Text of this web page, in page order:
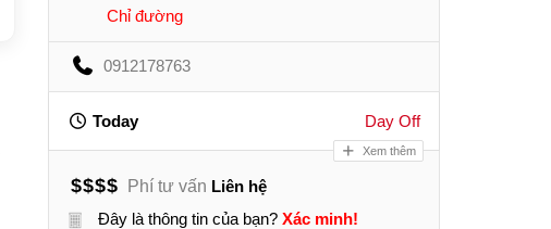
Chỉ đường
0912178763
Today Day Off
Xem thêm
$$$$ Phí tư vấn Liên hệ
Đây là thông tin của bạn? Xác minh!